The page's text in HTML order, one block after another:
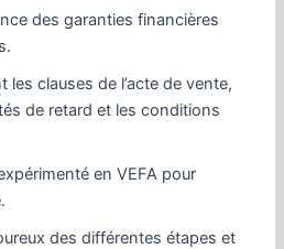
des garanties financières
les clauses de l’acte de vente,
de retard et les conditions
en VEFA pour
des différentes étapes et